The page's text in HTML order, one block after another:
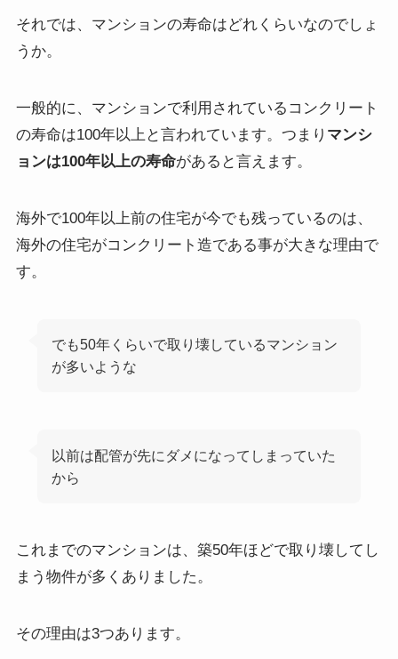
それでは、マンションの寿命はどれくらいなのでしょ
うか。
一般的に、マンションで利用されている コンクリート
の寿命は100年以上 と言われています。つまり マンシ
ョンは100年以上の寿命があると言えます。
海外で100年以上前の住宅が今でも残っているのは、
海外の住宅がコンクリート造である事が大きな理由で
す。
でも50年くらいで取り壊しているマンション
が多いような
以前は配管が先にダメになってしまっていた
から
これまでのマンションは、築50年ほどで取り壊してし
まう物件が多くありました。
その理由は3つあります。